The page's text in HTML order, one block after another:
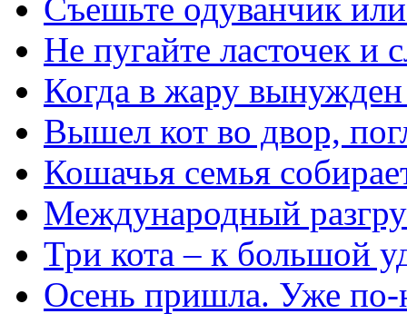
Съешьте одуванчик
Не пугайте ласточек и
Когда в жару вынужден
Вышел кот во двор,
Кошачья семья
Международный
Три кота – к большой
Осень пришла. Уже по-